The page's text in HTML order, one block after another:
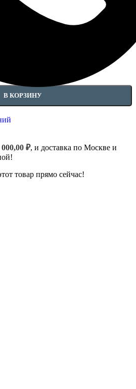
В КОРЗИНУ
000,00 ₽, и доставка по Москве и
товар прямо сейчас!